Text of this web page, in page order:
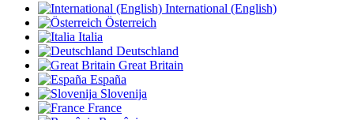
International (English)
Österreich
Italia
Deutschland
Great Britain
España
Slovenija
France